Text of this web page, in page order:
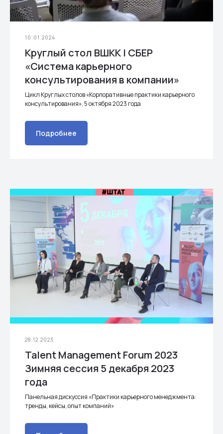
10.01.2024
Круглый стол ВШКК | СБЕР
«Система карьерного
консультирования в компании»
Цикл Круглых столов «Корпоративные практики карьерного
консультирования», 5 октября 2023 года
Подробнее
28.12.2023
Talent Management Forum 2023
Зимняя сессия 5 декабря 2023
года
Панельная дискуссия «Практики карьерного менеджмента:
тренды, кейсы, опыт компаний»